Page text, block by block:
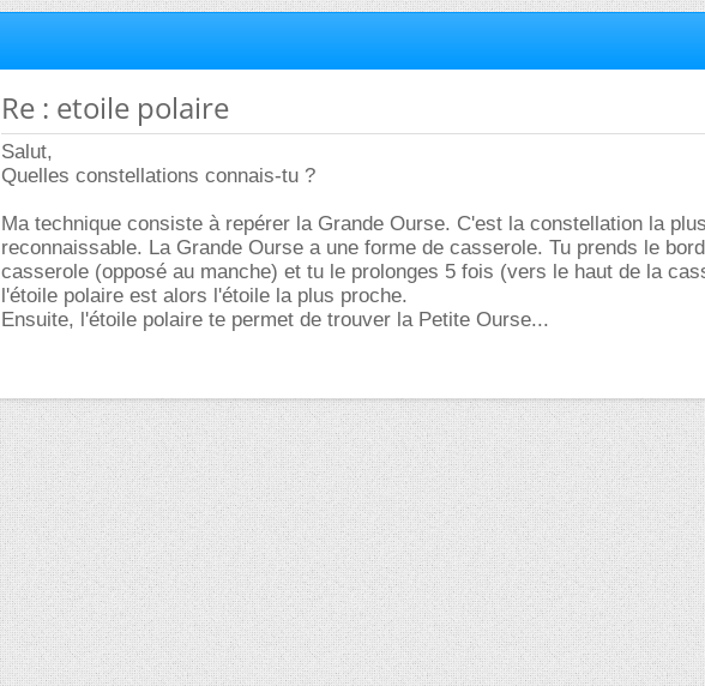
Re : etoile polaire
Salut,
Quelles constellations connais-tu ?
Ma technique consiste à repérer la Grande Ourse. C'est la constellation la
reconnaissable. La Grande Ourse a une forme de casserole. Tu prends le
casserole (opposé au manche) et tu le prolonges 5 fois (vers le haut de la
l'étoile polaire est alors l'étoile la plus proche.
Ensuite, l'étoile polaire te permet de trouver la Petite Ourse...